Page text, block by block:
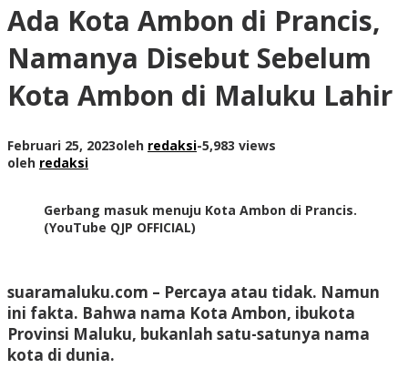
Ada Kota Ambon di Prancis,
Namanya Disebut Sebelum
Kota Ambon di Maluku Lahir
Februari 25, 2023oleh redaksi-5,983 views
oleh redaksi
Gerbang masuk menuju Kota Ambon di Prancis.
(YouTube QJP OFFICIAL)
suaramaluku.com – Percaya atau tidak. Namun
ini fakta. Bahwa nama Kota Ambon, ibukota
Provinsi Maluku, bukanlah satu-satunya nama
kota di dunia.